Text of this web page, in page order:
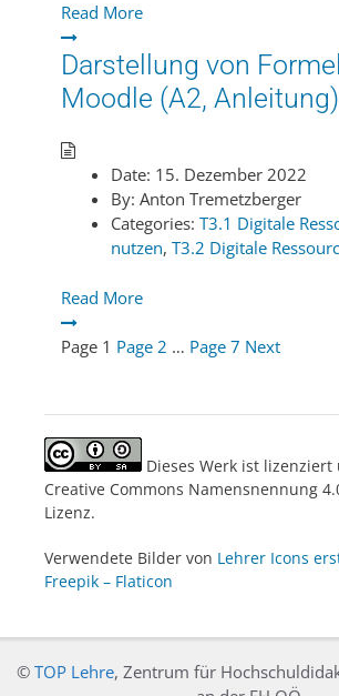
Read More
Darstellung von
Moodle (A2, Anleitung)
Date: 15. Dezember 2022
By: Anton Tremetzberger
Categories: T3.1 Digitale
nutzen, T3.2 Digitale
Read More
Page 1 Page 2 … Page 7 Next
Dieses Werk ist
Creative Commons Namensnennung
Lizenz.
Verwendete Bilder von Lehrer Icons
Freepik – Flaticon
© TOP Lehre, Zentrum für